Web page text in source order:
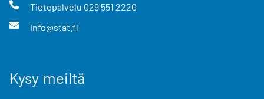
Tietopalvelu 029 551 2220
info@stat.fi
Kysy meiltä